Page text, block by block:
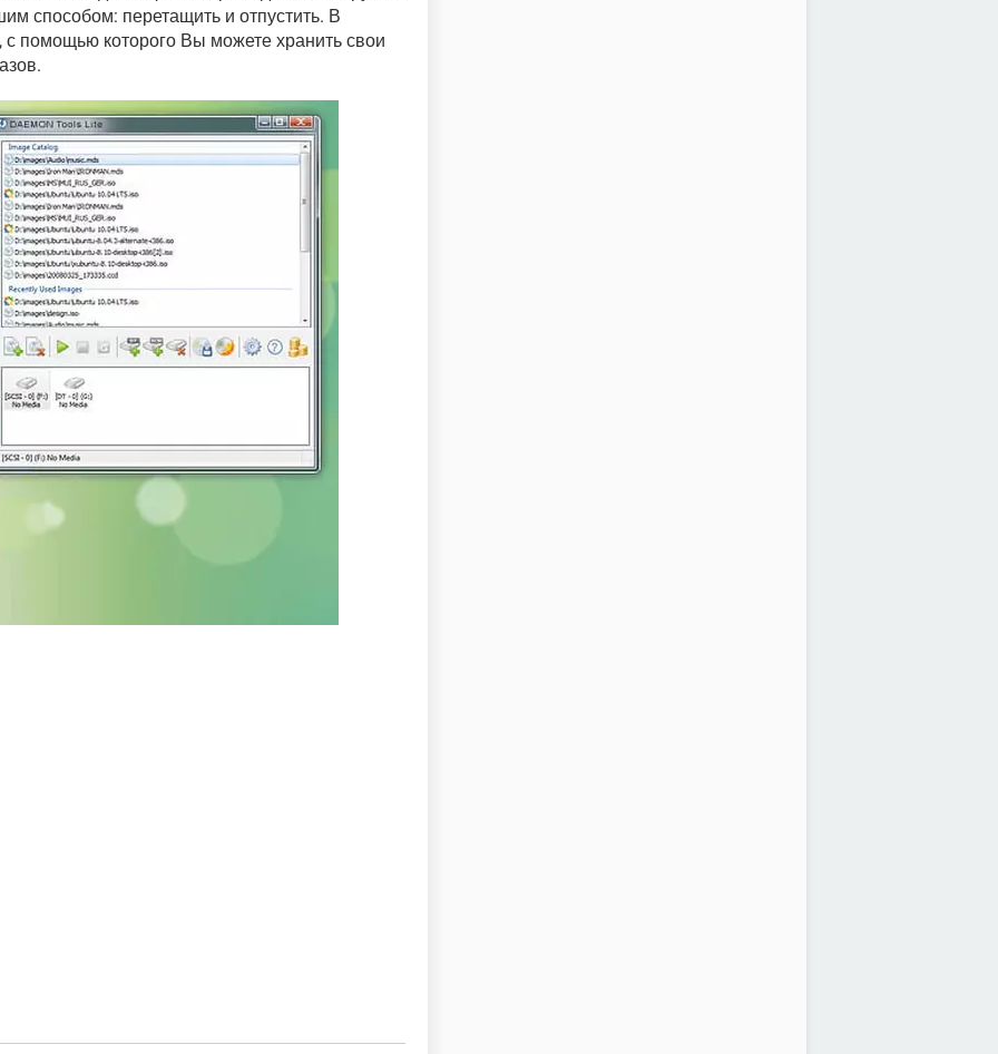
способом: перетащить и отпустить. В
с помощью которого Вы можете хранить свои